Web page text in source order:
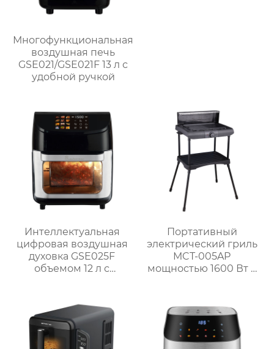
Многофункциональная
воздушная печь
GSE021/GSE021F 13 л с
удобной ручкой
Интеллектуальная
цифровая воздушная
духовка GSE025F
объемом 12 л с
гриле
Портативный
электрический гриль
MCT-005AP
мощностью 1600 Вт с
регулируемым
термостатом для
использования на
открытом воздухе